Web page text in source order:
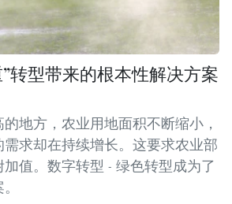
转型带来的根本性解决方案
地方，农业用地面积不断缩小，
求却在持续增长。这要求农业部
值。数字转型 - 绿色转型成为了